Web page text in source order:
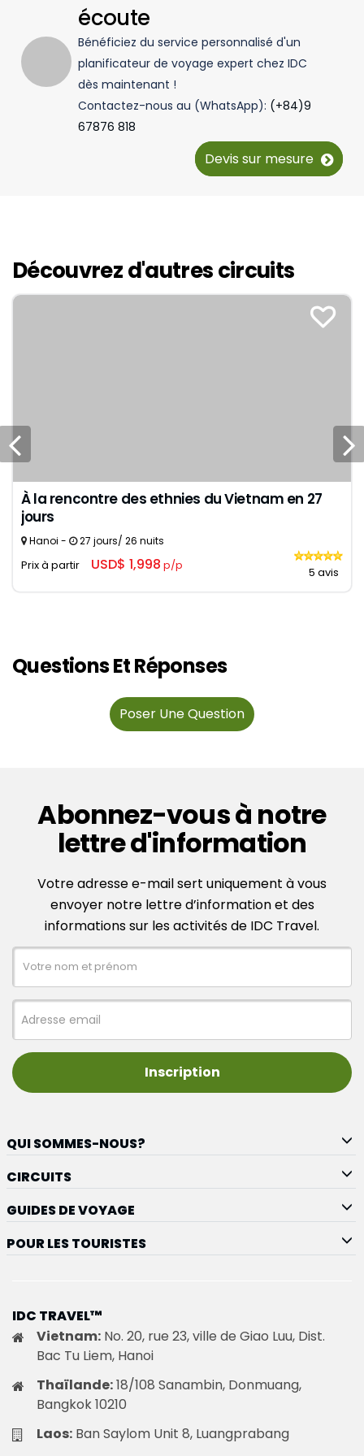
pour les souvenirs authentiques du Vietnam. Nous
remercions Amélie ainsi que IDC Travel pour cette
organisation et nous n’hésiterons pas certainement
à faire de nouveau appel pour un futur voyage.
écoute
Bénéficiez du service personnalisé d'un
planificateur de voyage expert chez IDC
dès maintenant !
Contactez-nous au (WhatsApp): (+84)9
67876 818
Devis sur mesure
Découvrez d'autres circuits
À la rencontre des ethnies du Vietnam en 27
jours
Hanoi - 27 jours/ 26 nuits
Prix à partir USD$ 1,998 p/p 5 avis
Questions Et Réponses
Poser Une Question
Abonnez-vous à notre
lettre d'information
Votre adresse e-mail sert uniquement à vous
envoyer notre lettre d’information et des
informations sur les activités de IDC Travel.
Inscription
QUI SOMMES-NOUS?
CIRCUITS
GUIDES DE VOYAGE
POUR LES TOURISTES
IDC TRAVEL™
Vietnam: No. 20, rue 23, ville de Giao Luu, Dist.
Bac Tu Liem, Hanoi
Thaïlande:18/108 Sanambin, Donmuang,
Bangkok 10210
Laos: Ban Saylom Unit 8, Luangprabang